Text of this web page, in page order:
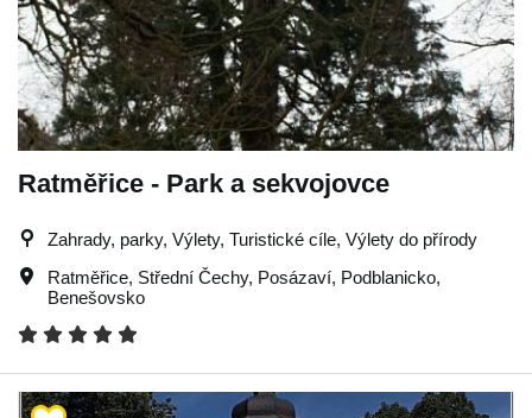
Ratměřice - Park a sekvojovce
Zahrady, parky, Výlety, Turistické cíle, Výlety do přírody
Ratměřice, Střední Čechy, Posázaví, Podblanicko,
Benešovsko